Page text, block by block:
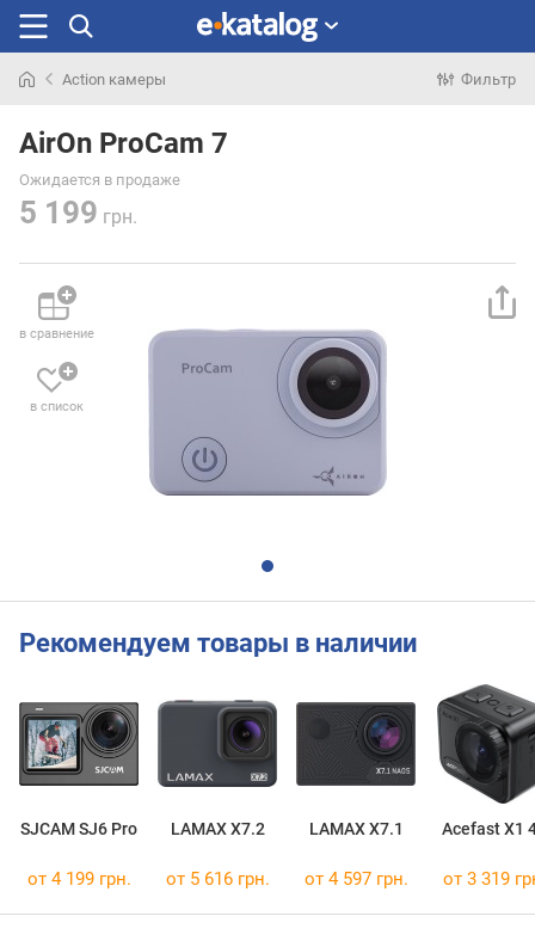
раньше
Action камеры Фильтр
AirOn ProCam 7
Ожидается в продаже
5 199 грн.
в сравнение
в список
Рекомендуем товары в наличии
SJCAM SJ6 Pro LAMAX X7.2 LAMAX X7.1 Acefast X1
от 4 199 грн. от 5 616 грн. от 4 597 грн. от 3 319